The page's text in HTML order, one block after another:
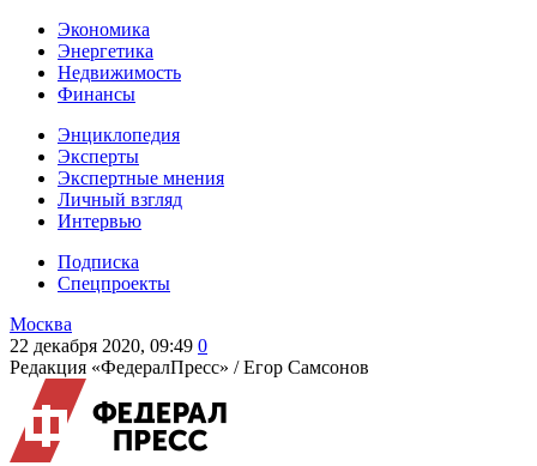
Экономика
Энергетика
Недвижимость
Финансы
Энциклопедия
Эксперты
Экспертные мнения
Личный взгляд
Интервью
Подписка
Спецпроекты
Москва
22 декабря 2020, 09:49 0
Редакция «ФедералПресс» /Егор Самсонов